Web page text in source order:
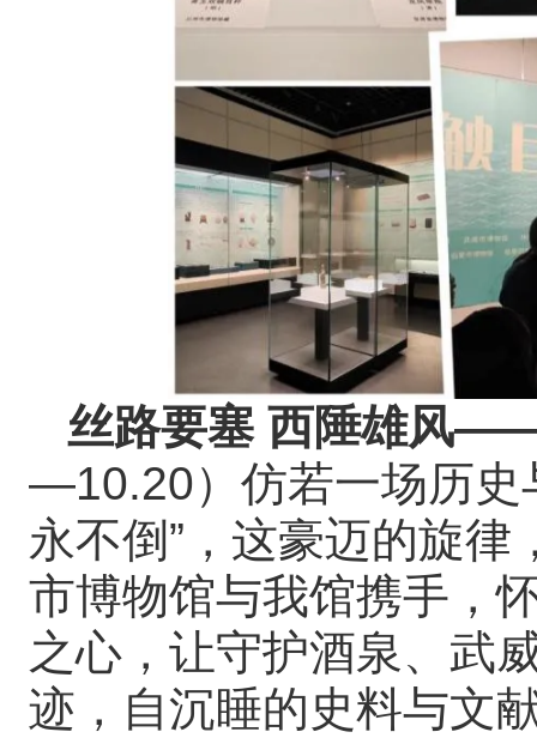
丝路要塞 西陲雄风
—10.20）仿若一场历史
永不倒”，这豪迈的旋
市博物馆与我馆携手，
之心，让守护酒泉、武
迹，自沉睡的史料与文